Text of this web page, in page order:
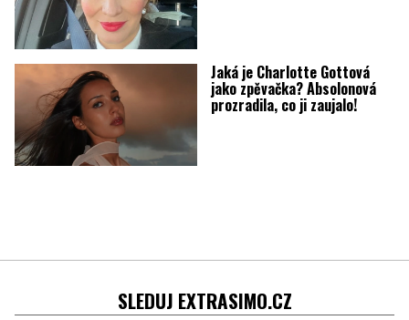
Jaká je Charlotte Gottová
jako zpěvačka? Absolonová
prozradila, co ji zaujalo!
SLEDUJ EXTRASIMO.CZ